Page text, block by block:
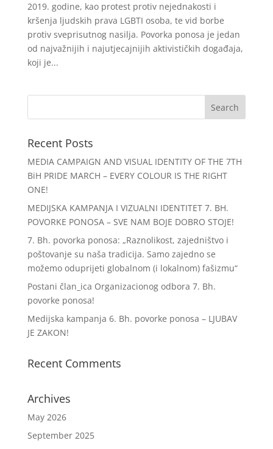
2019. godine, kao protest protiv nejednakosti i
kršenja ljudskih prava LGBTI osoba, te vid borbe
protiv sveprisutnog nasilja. Povorka ponosa je jedan
od najvažnijih i najutjecajnijih aktivističkih događaja,
koji je...
Recent Posts
MEDIA CAMPAIGN AND VISUAL IDENTITY OF THE 7TH
BiH PRIDE MARCH – EVERY COLOUR IS THE RIGHT
ONE!
MEDIJSKA KAMPANJA I VIZUALNI IDENTITET 7. BH.
POVORKE PONOSA – SVE NAM BOJE DOBRO STOJE!
7. Bh. povorka ponosa: „Raznolikost, zajedništvo i
poštovanje su naša tradicija. Samo zajedno se
možemo oduprijeti globalnom (i lokalnom) fašizmu“
Postani član_ica Organizacionog odbora 7. Bh.
povorke ponosa!
Medijska kampanja 6. Bh. povorke ponosa – LJUBAV
JE ZAKON!
Recent Comments
Archives
May 2026
September 2025